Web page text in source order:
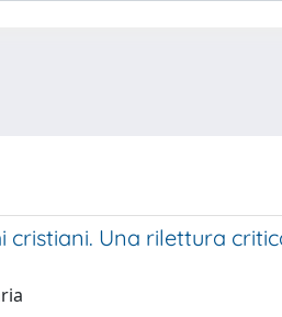
Una rilettura